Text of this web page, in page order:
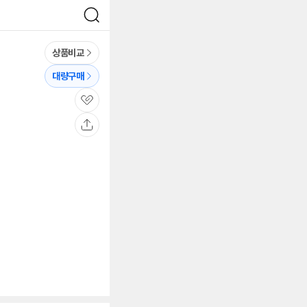
검
색
상품비교
대량구매
관
심